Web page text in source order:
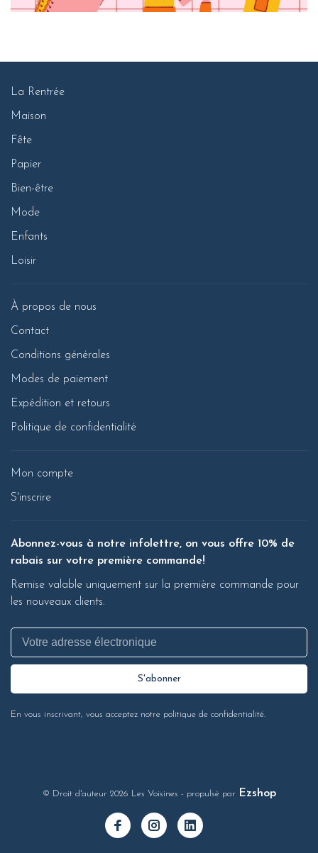
La Rentrée
Maison
Fête
Papier
Bien-être
Mode
Enfants
Loisir
À propos de nous
Contact
Conditions générales
Modes de paiement
Expédition et retours
Politique de confidentialité
Mon compte
S'inscrire
Abonnez-vous à notre infolettre, on vous offre 10% de
rabais sur votre première commande!
Remise valable uniquement sur la première commande pour
les nouveaux clients.
S'abonner
En vous inscrivant, vous acceptez notre politique de confidentialité.
© Droit d'auteur 2026 Les Voisines - propulsé par Ezshop